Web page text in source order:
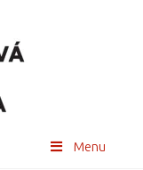
Menu